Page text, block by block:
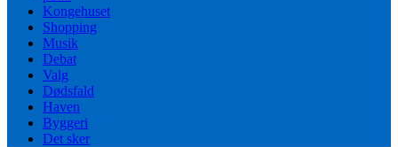
Kongehuset
Shopping
Musik
Debat
Valg
Dødsfald
Haven
Byggeri
Det sker